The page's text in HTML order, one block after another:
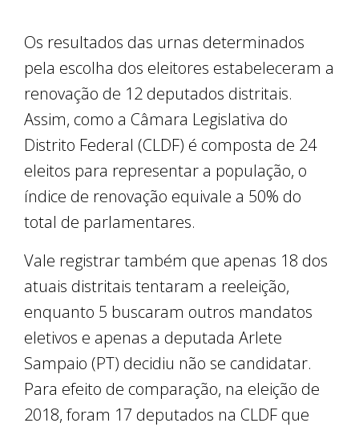
Os resultados das urnas determinados
pela escolha dos eleitores estabeleceram a
renovação de 12 deputados distritais.
Assim, como a Câmara Legislativa do
Distrito Federal (CLDF) é composta de 24
eleitos para representar a população, o
índice de renovação equivale a 50% do
total de parlamentares.
Vale registrar também que apenas 18 dos
atuais distritais tentaram a reeleição,
enquanto 5 buscaram outros mandatos
eletivos e apenas a deputada Arlete
Sampaio (PT) decidiu não se candidatar.
Para efeito de comparação, na eleição de
2018, foram 17 deputados na CLDF que